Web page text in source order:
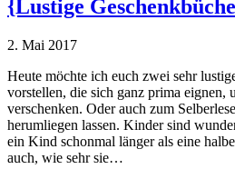
{Lustige
2. Mai 2017
Heute möchte ich euch zwei sehr
vorstellen, die sich ganz prima eignen,
verschenken. Oder auch zum
herumliegen lassen. Kinder sind
ein Kind schonmal länger als eine
auch, wie sehr sie…